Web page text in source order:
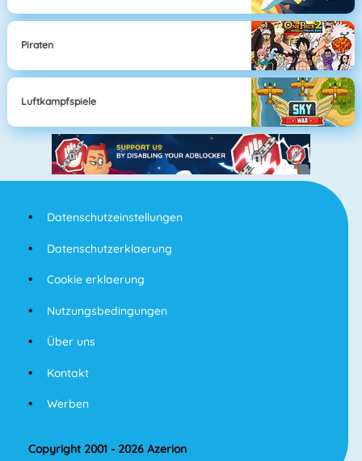
Piraten
Luftkampfspiele
Datenschutzeinstellungen
Datenschutzerklaerung
Cookie erklaerung
Nutzungsbedingungen
Über uns
Kontakt
Werben
Copyright 2001 - 2026 Azerion